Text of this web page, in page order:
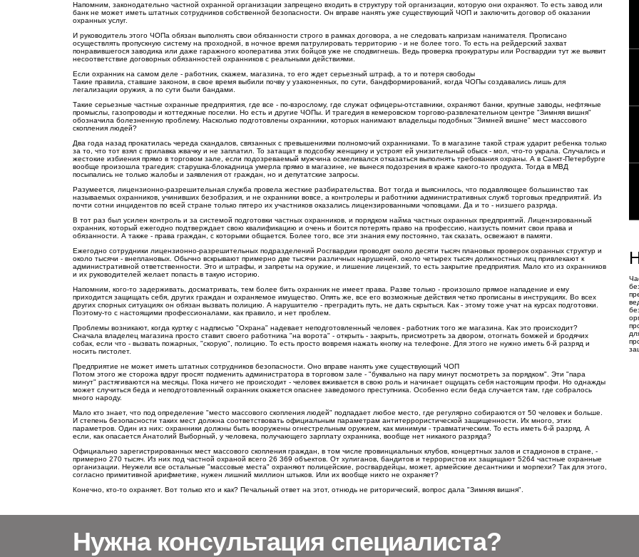
Напомним, законодательно частной охранной организации запрещено входить в структуру той организации, которую они охраняют. То есть завод или
банк не может иметь штатных сотрудников собственной безопасности. Он вправе нанять уже существующий ЧОП и заключить договор об оказании
охранных услуг.
И руководитель этого ЧОПа обязан выполнять свои обязанности строго в рамках договора, а не следовать капризам нанимателя. Прописано
осуществлять пропускную систему на проходной, в ночное время патрулировать территорию - и не более того. То есть на рейдерский захват
понравившегося заводика или даже гаражного кооператива этих бойцов уже не сподвигнешь. Ведь проверка прокуратуры или Росгвардии тут же выявит
несоответствие договорных обязанностей охранников с реальными действиями.
Если охранник на самом деле - работник, скажем, магазина, то его ждет серьезный штраф, а то и потеря свободы
Такие правила, ставшие законом, в свое время выбили почву у узаконенных, по сути, бандформирований, когда ЧОПы создавались лишь для
легализации оружия, а по сути были бандами.
Такие серьезные частные охранные предприятия, где все - по-взрослому, где служат офицеры-отставники, охраняют банки, крупные заводы, нефтяные
промыслы, газопроводы и коттеджные поселки. Но есть и другие ЧОПы. И трагедия в кемеровском торгово-развлекательном центре "Зимняя вишня"
обозначила болезненную проблему. Насколько подготовлены охранники, которых нанимают владельцы подобных "Зимней вишне" мест массового
скопления людей?
Два года назад прокатилась череда скандалов, связанных с превышениями полномочий охранниками. То в магазине такой страж ударит ребенка только
за то, что тот взял с прилавка жвачку и не заплатил. То затащат в подсобку женщину и устроят ей унизительный обыск - мол, что-то украла. Случались и
жестокие избиения прямо в торговом зале, если подозреваемый мужчина осмеливался отказаться выполнять требования охраны. А в Санкт-Петербурге
вообще произошла трагедия: старушка-блокадница умерла прямо в магазине, не вынеся подозрения в краже какого-то продукта. Тогда в МВД
посыпались не только жалобы и заявления от граждан, но и депутатские запросы.
Разумеется, лицензионно-разрешительная служба провела жесткие разбирательства. Вот тогда и выяснилось, что подавляющее большинство так
называемых охранников, учинивших безобразия, и не охранники вовсе, а контролеры и работники административных служб торговых предприятий. Из
почти сотни инцидентов по всей стране только пятеро их участников оказались лицензированными чоповцами. Да и то - низшего разряда.
В тот раз был усилен контроль и за системой подготовки частных охранников, и порядком найма частных охранных предприятий. Лицензированный
охранник, который ежегодно подтверждает свою квалификацию и очень и боится потерять право на профессию, наизусть помнит свои права и
обязанности. А также - права граждан, с которыми общается. Более того, все эти знания ему постоянно, так сказать, освежают в памяти.
Ежегодно сотрудники лицензионно-разрешительных подразделений Росгвардии проводят около десяти тысяч плановых проверок охранных структур и
около тысячи - внеплановых. Обычно вскрывают примерно две тысячи различных нарушений, около четырех тысяч должностных лиц привлекают к
административной ответственности. Это и штрафы, и запреты на оружие, и лишение лицензий, то есть закрытие предприятия. Мало кто из охранников
и их руководителей желает попасть в такую историю.
Напомним, кого-то задерживать, досматривать, тем более бить охранник не имеет права. Разве только - произошло прямое нападение и ему
приходится защищать себя, других граждан и охраняемое имущество. Опять же, все его возможные действия четко прописаны в инструкциях. Во всех
других спорных ситуациях он обязан вызвать полицию. А нарушителю - преградить путь, не дать скрыться. Как - этому тоже учат на курсах подготовки.
Поэтому-то с настоящими профессионалами, как правило, и нет проблем.
Проблемы возникают, когда куртку с надписью "Охрана" надевает неподготовленный человек - работник того же магазина. Как это происходит?
Сначала владелец магазина просто ставит своего работника "на ворота" - открыть - закрыть, присмотреть за двором, отогнать бомжей и бродячих
собак, если что - вызвать пожарных, "скорую", полицию. То есть просто вовремя нажать кнопку на телефоне. Для этого не нужно иметь 6-й разряд и
носить пистолет.
Предприятие не может иметь штатных сотрудников безопасности. Оно вправе нанять уже существующий ЧОП
Потом этого же сторожа вдруг просят подменить администратора в торговом зале - "буквально на пару минут посмотреть за порядком". Эти "пара
минут" растягиваются на месяцы. Пока ничего не происходит - человек вживается в свою роль и начинает ощущать себя настоящим профи. Но однажды
может случиться беда и неподготовленный охранник окажется опаснее заведомого преступника. Особенно если беда случается там, где собралось
много народу.
Мало кто знает, что под определение "место массового скопления людей" подпадает любое место, где регулярно собираются от 50 человек и больше.
И степень безопасности таких мест должна соответствовать официальным параметрам антитеррористической защищенности. Их много, этих
параметров. Один из них: охранники должны быть вооружены огнестрельным оружием, как минимум - травматическим. То есть иметь 6-й разряд. А
если, как опасается Анатолий Выборный, у человека, получающего зарплату охранника, вообще нет никакого разряда?
Официально зарегистрированных мест массового скопления граждан, в том числе провинциальных клубов, концертных залов и стадионов в стране, -
примерно 270 тысяч. Из них под частной охраной всего 26 369 объектов. От хулиганов, бандитов и террористов их защищают 5264 частные охранные
организации. Неужели все остальные "массовые места" охраняют полицейские, росгвардейцы, может, армейские десантники и морпехи? Так для этого,
согласно примитивной арифметике, нужен лишний миллион штыков. Или их вообще никто не охраняет?
Конечно, кто-то охраняет. Вот только кто и как? Печальный ответ на этот, отнюдь не риторический, вопрос дала "Зимняя вишня".
Нужна консультация специалиста?